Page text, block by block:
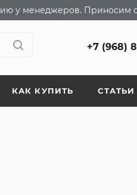
у менеджеров. Приносим
+7 (968)
КАК КУПИТЬ СТАТЬИ